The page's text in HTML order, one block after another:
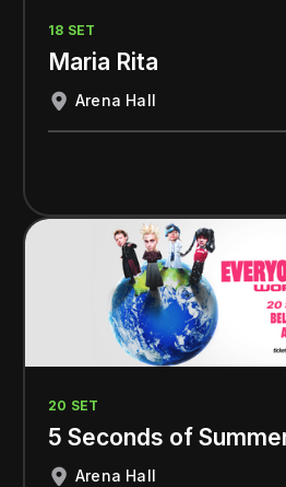
18 SET
Maria Rita
Arena Hall
20 SET
5 Seconds of
Arena Hall